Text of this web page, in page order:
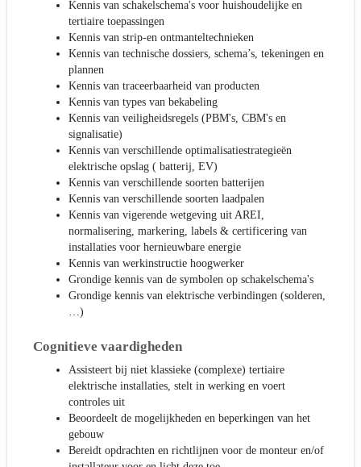
Kennis van schakelschema's voor huishoudelijke en
tertiaire toepassingen
Kennis van strip-en ontmanteltechnieken
Kennis van technische dossiers, schema’s, tekeningen en
plannen
Kennis van traceerbaarheid van producten
Kennis van types van bekabeling
Kennis van veiligheidsregels (PBM's, CBM's en
signalisatie)
Kennis van verschillende optimalisatiestrategieën
elektrische opslag ( batterij, EV)
Kennis van verschillende soorten batterijen
Kennis van verschillende soorten laadpalen
Kennis van vigerende wetgeving uit AREI,
normalisering, markering, labels & certificering van
installaties voor hernieuwbare energie
Kennis van werkinstructie hoogwerker
Grondige kennis van de symbolen op schakelschema's
Grondige kennis van elektrische verbindingen (solderen,
…)
Cognitieve vaardigheden
Assisteert bij niet klassieke (complexe) tertiaire
elektrische installaties, stelt in werking en voert
controles uit
Beoordeelt de mogelijkheden en beperkingen van het
gebouw
Bereidt opdrachten en richtlijnen voor de monteur en/of